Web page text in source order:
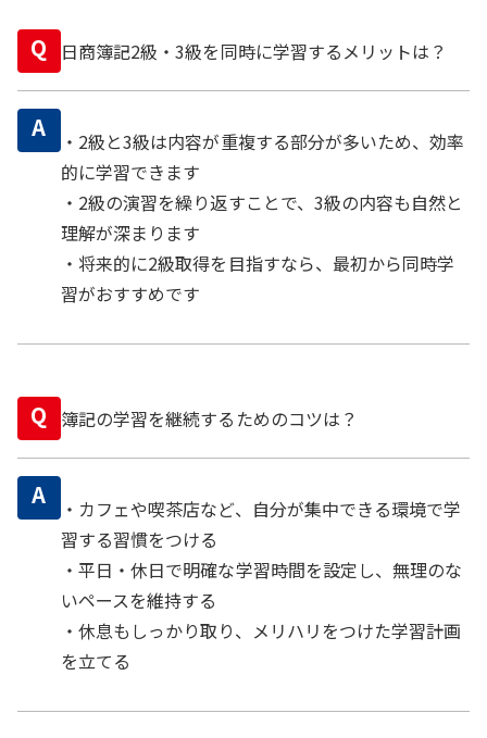
Q 日商簿記2級・3級を同時に学習するメリットは？
A
・2級と3級は内容が重複する部分が多いため、効率
的に学習できます
・2級の演習を繰り返すことで、3級の内容も自然と
理解が深まります
・将来的に2級取得を目指すなら、最初から同時学
習がおすすめです
Q 簿記の学習を継続するためのコツは？
A
・カフェや喫茶店など、自分が集中できる環境で学
習する習慣をつける
・平日・休日で明確な学習時間を設定し、無理のな
いペースを維持する
・休息もしっかり取り、メリハリをつけた学習計画
を立てる